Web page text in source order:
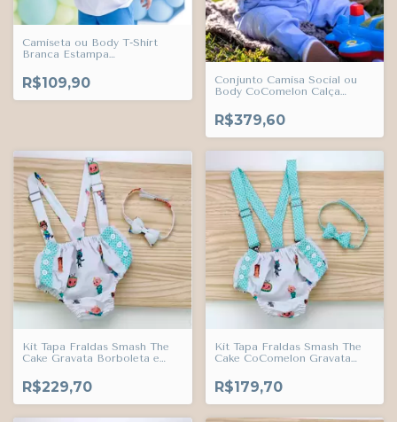
Camiseta ou Body T-Shirt
Branca Estampa
da Criança Adulto Infantil
Bebê Índigo Trend
R$109,90
Conjunto Camisa Social ou
Body CoComelon Calça
Gravata Borboleta e
Suspensório Azul Bebê Índigo
Trend
R$379,60
Kit Tapa Fraldas Smash The
Cake Gravata Borboleta e
Índigo Trend
R$229,70
Kit Tapa Fraldas Smash The
Cake CoComelon Gravata
Malibu Índigo Trend
R$179,70